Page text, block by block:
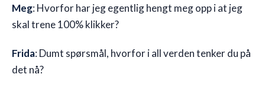
Meg: Hvorfor har jeg egentlig hengt meg opp i at jeg
skal trene 100% klikker?
Frida: Dumt spørsmål, hvorfor i all verden tenker du på
det nå?